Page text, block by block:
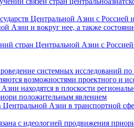
Центральной Азии с Россией
и вокруг нее, а также
стран Центральной Азии с
системных исследований
возможностями проектного и
находятся в плоскости
положительным явлением
Азии в транспортной
с идеологией продвижения